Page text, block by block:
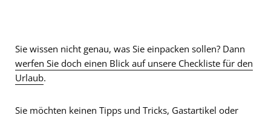
Sie wissen nicht genau, was Sie einpacken sollen? Dann
werfen Sie doch einen Blick auf unsere Checkliste für den
Urlaub.
Sie möchten keinen Tipps und Tricks, Gastartikel oder